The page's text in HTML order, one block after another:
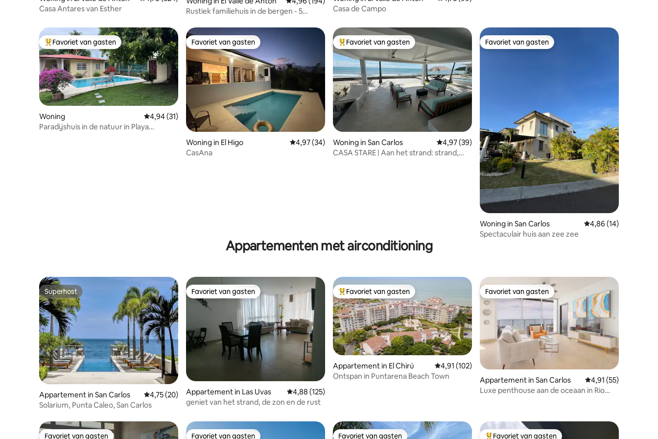
Casa Antares van Esther
Rustiek familiehuis in de bergen - 5
Casa de Campo
Topfavoriet van gasten
Favoriet van gasten
Woning Gemiddelde beoordeling van 4,94 uit 5, 31 recensies
4,94 (31)
Paradijshuis in de natuur in Playa
Favoriet van gasten
Favoriet van gasten
Woning in El Higo Gemiddelde beoordeling van 4,97 uit 5, 34 recensies
4,97 (34)
CasAna
Topfavoriet van gasten
Favoriet van gasten
Woning in San Carlos Gemiddelde beoordeling van 4,97 uit 5, 39 recensies
4,97 (39)
CASA STARE | Aan het strand: strand,
Favoriet van gasten
Favoriet van gasten
Woning in San Carlos Gemiddelde
4,86 (14)
Spectaculair huis aan zee zee
Appartementen met airconditioning
Superhost
Superhost
Appartement in San Carlos Gemiddelde beoordeling van 4,75 uit 5, 20 recensies
4,75 (20)
Solarium, Punta Caleo, San Carlos
Favoriet van gasten
Favoriet van gasten
Appartement in Las Uvas Gemiddelde beoordeling van 4,88 uit 5, 125 recensies
4,88 (125)
geniet van het strand, de zon en de rust
Topfavoriet van gasten
Favoriet van gasten
Appartement in El Chirú Gemiddelde beoordeling van 4,91 uit 5, 102 recensies
4,91 (102)
Ontspan in Puntarena Beach Town
Favoriet van gasten
Favoriet van gasten
Appartement in San Carlos Gemiddelde
4,91 (55)
Luxe penthouse aan de oceaan in Rio
Favoriet van gasten Favoriet van gasten Favoriet van gasten Favoriet van gasten